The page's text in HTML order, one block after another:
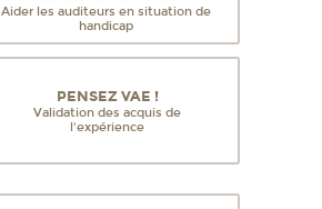
Aider les auditeurs en situation de
handicap
PENSEZ VAE !
Validation des acquis de
l'expérience